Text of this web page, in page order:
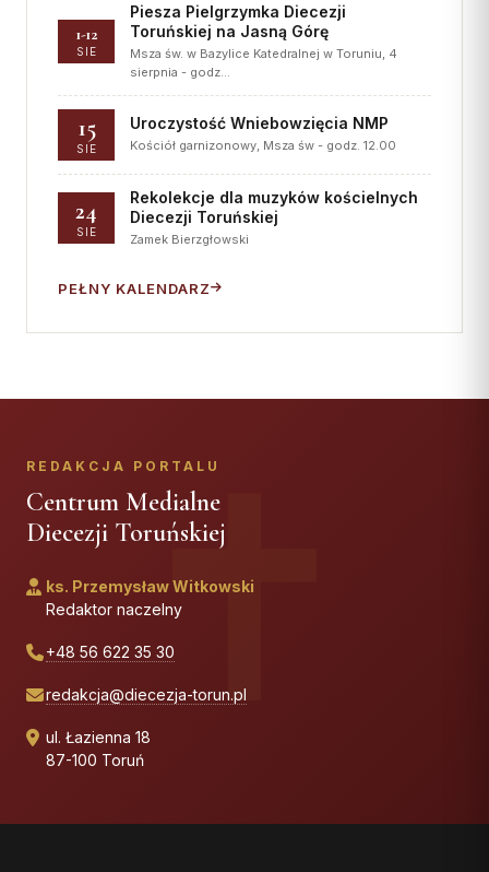
1-12
SIE
Piesza Pielgrzymka Diecezji
Toruńskiej na Jasną Górę
Msza św. w Bazylice Katedralnej w Toruniu, 4
sierpnia - godz…
15
SIE
Uroczystość Wniebowzięcia NMP
Kościół garnizonowy, Msza św - godz. 12.00
24
SIE
Rekolekcje dla muzyków kościelnych
Diecezji Toruńskiej
Zamek Bierzgłowski
PEŁNY KALENDARZ
REDAKCJA PORTALU
Centrum Medialne
Diecezji Toruńskiej
ks. Przemysław Witkowski
Redaktor naczelny
+48 56 622 35 30
redakcja@diecezja-torun.pl
ul. Łazienna 18
87-100 Toruń